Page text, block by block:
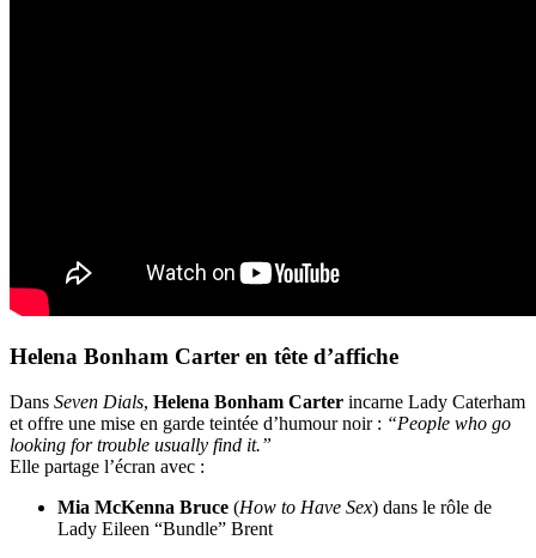
Helena Bonham Carter en tête d’affiche
Dans Seven Dials, Helena Bonham Carter incarne Lady Caterham
et offre une mise en garde teintée d’humour noir : “People who go
looking for trouble usually find it.”
Elle partage l’écran avec :
Mia McKenna Bruce (How to Have Sex) dans le rôle de
Lady Eileen “Bundle” Brent